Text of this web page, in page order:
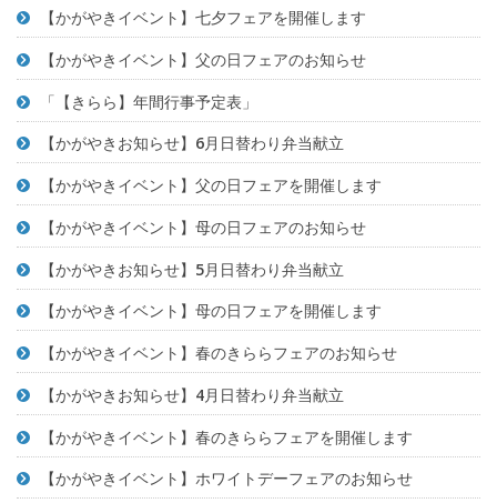
【かがやきイベント】七夕フェアを開催します
【かがやきイベント】父の日フェアのお知らせ
「【きらら】年間行事予定表」
【かがやきお知らせ】6月日替わり弁当献立
【かがやきイベント】父の日フェアを開催します
【かがやきイベント】母の日フェアのお知らせ
【かがやきお知らせ】5月日替わり弁当献立
【かがやきイベント】母の日フェアを開催します
【かがやきイベント】春のきららフェアのお知らせ
【かがやきお知らせ】4月日替わり弁当献立
【かがやきイベント】春のきららフェアを開催します
【かがやきイベント】ホワイトデーフェアのお知らせ